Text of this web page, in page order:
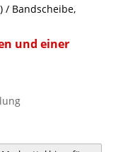
/ Bandscheibe,
und einer